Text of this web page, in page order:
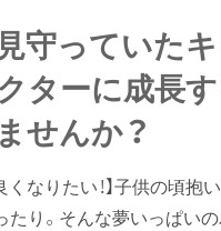
守っていた
ターに成長
せんか？
くなりたい！】子供の頃
たり。そんな夢いっぱい